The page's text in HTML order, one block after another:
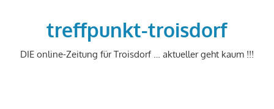
treffpunkt-troisdorf
DIE online-Zeitung für Troisdorf … aktueller geht kaum !!!